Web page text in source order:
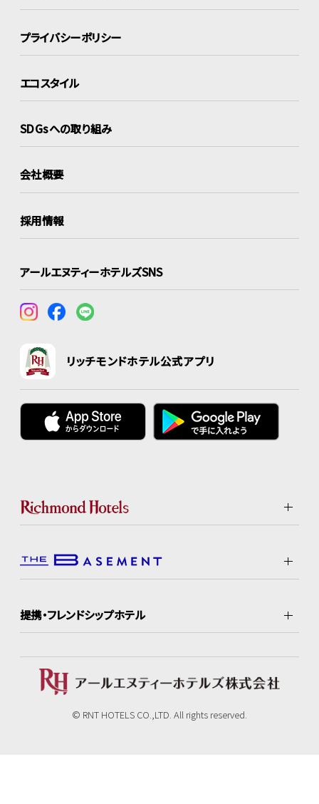
プライバシーポリシー
エコスタイル
SDGsへの取り組み
会社概要
採用情報
アールエヌティーホテルズSNS
リッチモンドホテル公式アプリ
提携・フレンドシップホテル
© RNT HOTELS CO.,LTD. All rights reserved.